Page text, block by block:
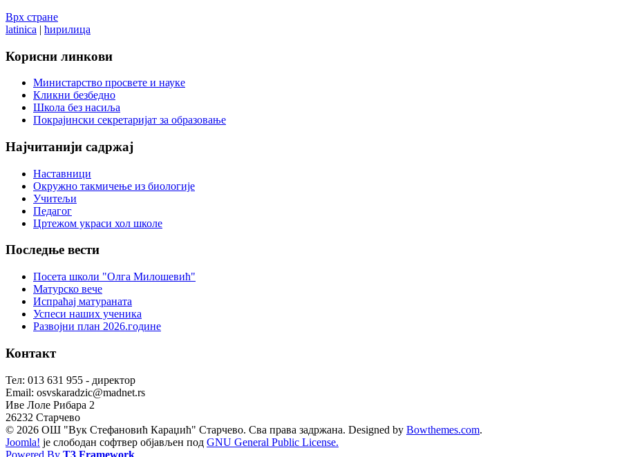
Врх стране
latinica | ћирилица
Корисни линкови
Министарство просвете и науке
Кликни безбедно
Школа без насиља
Покрајински секретаријат за образовање
Најчитанији садржај
Наставници
Окружно такмичење из биологије
Учитељи
Педагог
Цртежом украси хол школе
Последње вести
Посета школи "Олга Милошевић"
Матурско вече
Испраћај матураната
Успеси наших ученика
Развојни план 2026.године
Контакт
Тел: 013 631 955 - директор
Email: osvskaradzic@madnet.rs
Иве Лоле Рибара 2
26232 Старчево
© 2026 ОШ "Вук Стефановић Караџић" Старчево. Сва права задржана. Designed by Bowthemes.com.
Joomla! је слободан софтвер објављен под GNU General Public License.
Powered By T3 Framework